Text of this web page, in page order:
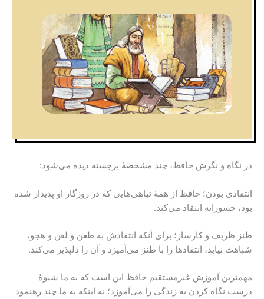
در نگاه و نگرش حافظ، چند مشخصۀ برجسته دیده می‌شود:
انتقادی بودن؛ حافظ از همۀ تباهی‌هایی که در روزگار او پدیدار شده
بود، جسورانه انتقاد می‌کند.
طنز ظریف و کارساز؛ برای آنکه انتقادش به طعن و لعن و هجو،
شباهت نیابد، انتقادها را با طنز می‌آمیزد و آن را دلپذیر می‌کند.
مهمترین آموزش غیرمستقیم حافظ این است که به ما شیوۀ
درست نگاه کردن به زندگی را می‌آموزد؛ نه اینکه به ما چند رهنمود